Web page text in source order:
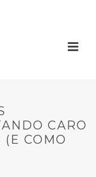
CARO
(E COMO